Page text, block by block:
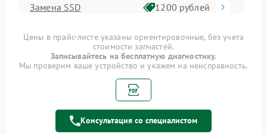
Замена SSD 1200 рублей
Установка драйверов 725 рублей
Замена видеочипа 2500 рублей
Замена шлейфа матрицы 950 рублей
Цены в прайс-листе указаны ориентировочные, без учета
стоимости запчастей.
Записывайтесь на бесплатную диагностику.
Мы проверим ваше устройство и укажем на неисправность.
Консультация со специалистом